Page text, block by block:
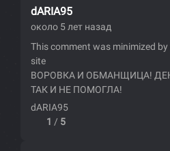
dARIA95
около 5 лет назад
This comment was minimized
site
ВОРОВКА И ОБМАНЩИЦА!
ТАК И НЕ ПОМОГЛА!
dARIA95
1 / 5